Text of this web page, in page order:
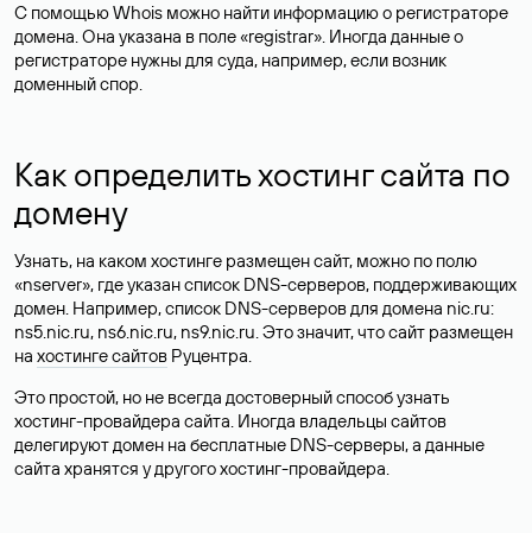
С помощью Whois можно найти информацию о регистраторе
домена. Она указана в поле «registrar». Иногда данные о
регистраторе нужны для суда, например, если возник
доменный спор.
Как определить хостинг сайта по
домену
Узнать, на каком хостинге размещен сайт, можно по полю
«nserver», где указан список DNS-серверов, поддерживающих
домен. Например, список DNS-серверов для домена nic.ru:
ns5.nic.ru, ns6.nic.ru, ns9.nic.ru. Это значит, что сайт размещен
на хостинге сайтов Руцентра.
Это простой, но не всегда достоверный способ узнать
хостинг-провайдера сайта. Иногда владельцы сайтов
делегируют домен на бесплатные DNS-серверы, а данные
сайта хранятся у другого хостинг-провайдера.